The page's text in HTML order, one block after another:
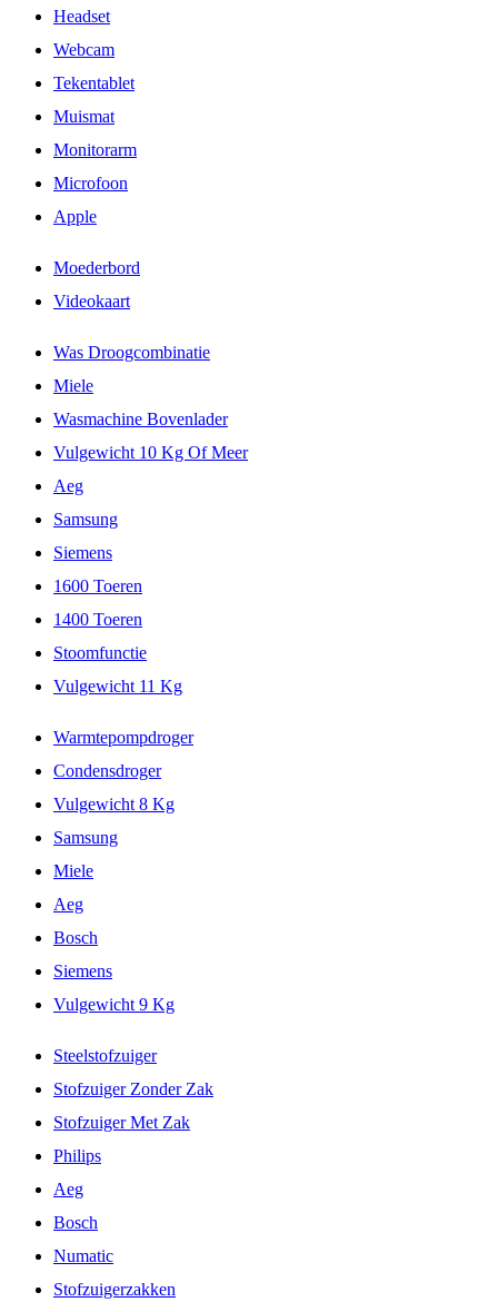
Headset
Webcam
Tekentablet
Muismat
Monitorarm
Microfoon
Apple
Moederbord
Videokaart
Was Droogcombinatie
Miele
Wasmachine Bovenlader
Vulgewicht 10 Kg Of Meer
Aeg
Samsung
Siemens
1600 Toeren
1400 Toeren
Stoomfunctie
Vulgewicht 11 Kg
Warmtepompdroger
Condensdroger
Vulgewicht 8 Kg
Samsung
Miele
Aeg
Bosch
Siemens
Vulgewicht 9 Kg
Steelstofzuiger
Stofzuiger Zonder Zak
Stofzuiger Met Zak
Philips
Aeg
Bosch
Numatic
Stofzuigerzakken